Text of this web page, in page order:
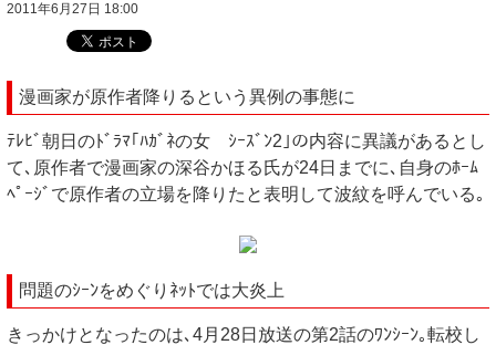
2011年6月27日 18:00
漫画家が原作者降りるという異例の事態に
ﾃﾚﾋﾞ朝日のﾄﾞﾗﾏ｢ﾊｶﾞﾈの女 ｼｰｽﾞﾝ2｣の内容に異議があるとし
て､原作者で漫画家の深谷かほる氏が24日までに､自身のﾎｰﾑ
ﾍﾟｰｼﾞで原作者の立場を降りたと表明して波紋を呼んでいる｡
問題のｼｰﾝをめぐりﾈｯﾄでは大炎上
きっかけとなったのは､4月28日放送の第2話のﾜﾝｼｰﾝ｡転校し